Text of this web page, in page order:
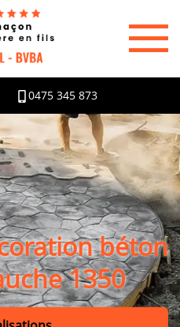
0475 345 873
béton
1350